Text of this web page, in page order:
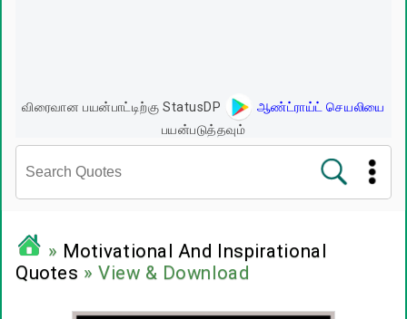
விரைவான பயன்பாட்டிற்கு StatusDP
ஆண்ட்ராய்ட் செயலியை
பயன்படுத்தவும்
பிரபலங்களின் பொன்மொழிகள்
» Motivational And Inspirational
Quotes » View & Download